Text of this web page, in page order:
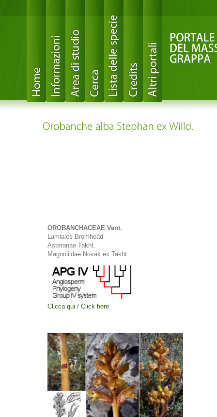
OROBANCHACEAE Vent.
Lamiales Bromhead
Asteranae Takht.
Magnoliidae Novák ex Takht.
Clicca qui / Click here